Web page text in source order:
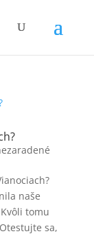
naše
tomu
sa,